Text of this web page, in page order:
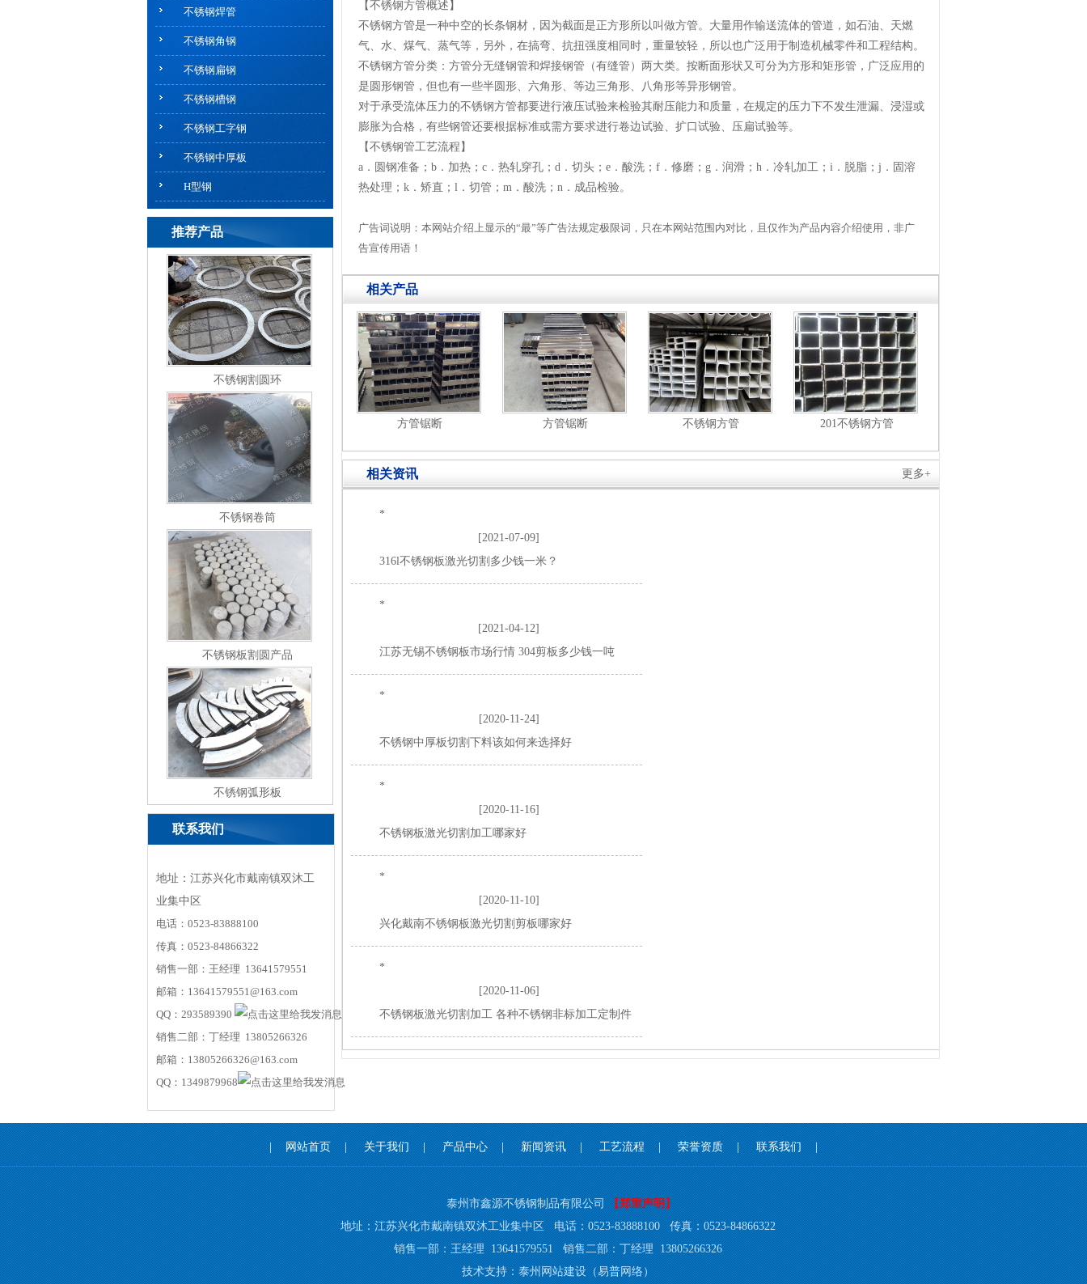
不锈钢焊管
不锈钢角钢
不锈钢扁钢
不锈钢槽钢
不锈钢工字钢
不锈钢中厚板
H型钢
推荐产品
不锈钢割圆环
不锈钢卷筒
不锈钢板割圆产品
不锈钢弧形板
联系我们
地址：江苏兴化市戴南镇双沐工
业集中区
电话：0523-83888100
传真：0523-84866322
销售一部：王经理 13641579551
邮箱：13641579551@163.com
QQ：293589390
销售二部：丁经理 13805266326
邮箱：13805266326@163.com
QQ：1349879968
【不锈钢方管概述】
不锈钢方管是一种中空的长条钢材，因为截面是正方形所以叫做方管。大量用作输送流体的管道，如石油、天燃
气、水、煤气、蒸气等，另外，在搞弯、抗扭强度相同时，重量较轻，所以也广泛用于制造机械零件和工程结构。
不锈钢方管分类：方管分无缝钢管和焊接钢管（有缝管）两大类。按断面形状又可分为方形和矩形管，广泛应用的
是圆形钢管，但也有一些半圆形、六角形、等边三角形、八角形等异形钢管。
对于承受流体压力的不锈钢方管都要进行液压试验来检验其耐压能力和质量，在规定的压力下不发生泄漏、浸湿或
膨胀为合格，有些钢管还要根据标准或需方要求进行卷边试验、扩口试验、压扁试验等。
【不锈钢管工艺流程】
a．圆钢准备；b．加热；c．热轧穿孔；d．切头；e．酸洗；f．修磨；g．润滑；h．冷轧加工；i．脱脂；j．固溶
热处理；k．矫直；l．切管；m．酸洗；n．成品检验。
广告词说明：本网站介绍上显示的“最”等广告法规定极限词，只在本网站范围内对比，且仅作为产品内容介绍使用，非广
告宣传用语！
相关产品
方管锯断 方管锯断 不锈钢方管 201不锈钢方管
相关资讯 更多+
*
[2021-07-09]
316l不锈钢板激光切割多少钱一米？
*
[2021-04-12]
江苏无锡不锈钢板市场行情 304剪板多少钱一吨
*
[2020-11-24]
不锈钢中厚板切割下料该如何来选择好
*
[2020-11-16]
不锈钢板激光切割加工哪家好
*
[2020-11-10]
兴化戴南不锈钢板激光切割剪板哪家好
*
[2020-11-06]
不锈钢板激光切割加工 各种不锈钢非标加工定制件
| 网站首页 | 关于我们 | 产品中心 | 新闻资讯 | 工艺流程 | 荣誉资质 | 联系我们 |
泰州市鑫源不锈钢制品有限公司【郑重声明】
地址：江苏兴化市戴南镇双沐工业集中区 电话：0523-83888100 传真：0523-84866322
销售一部：王经理 13641579551 销售二部：丁经理 13805266326
技术支持：泰州网站建设（易普网络）